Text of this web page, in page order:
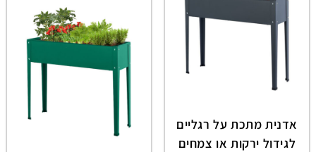
אדנית מתכת על רגליים
לגידול ירקות או צמחים